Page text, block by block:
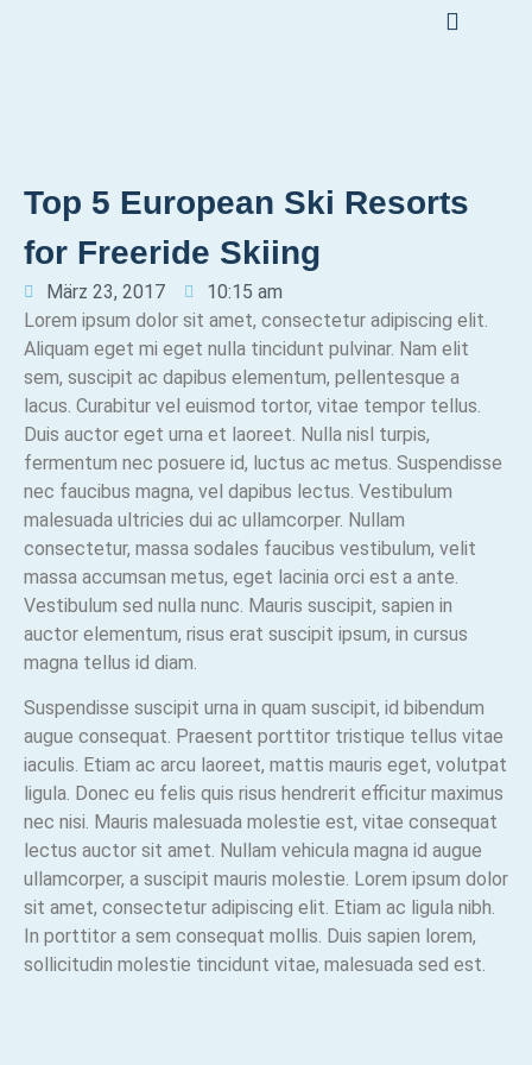
Top 5 European Ski Resorts
for Freeride Skiing
März 23, 2017
10:15 am
Lorem ipsum dolor sit amet, consectetur adipiscing elit.
Aliquam eget mi eget nulla tincidunt pulvinar. Nam elit
sem, suscipit ac dapibus elementum, pellentesque a
lacus. Curabitur vel euismod tortor, vitae tempor tellus.
Duis auctor eget urna et laoreet. Nulla nisl turpis,
fermentum nec posuere id, luctus ac metus. Suspendisse
nec faucibus magna, vel dapibus lectus. Vestibulum
malesuada ultricies dui ac ullamcorper. Nullam
consectetur, massa sodales faucibus vestibulum, velit
massa accumsan metus, eget lacinia orci est a ante.
Vestibulum sed nulla nunc. Mauris suscipit, sapien in
auctor elementum, risus erat suscipit ipsum, in cursus
magna tellus id diam.
Suspendisse suscipit urna in quam suscipit, id bibendum
augue consequat. Praesent porttitor tristique tellus vitae
iaculis. Etiam ac arcu laoreet, mattis mauris eget, volutpat
ligula. Donec eu felis quis risus hendrerit efficitur maximus
nec nisi. Mauris malesuada molestie est, vitae consequat
lectus auctor sit amet. Nullam vehicula magna id augue
ullamcorper, a suscipit mauris molestie. Lorem ipsum dolor
sit amet, consectetur adipiscing elit. Etiam ac ligula nibh.
In porttitor a sem consequat mollis. Duis sapien lorem,
sollicitudin molestie tincidunt vitae, malesuada sed est.